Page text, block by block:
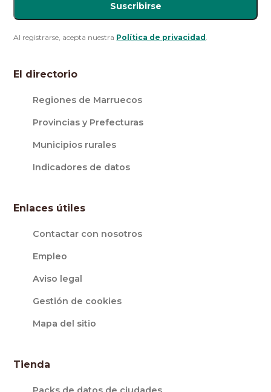
Suscribirse
Al registrarse, acepta nuestra Política de privacidad .
El directorio
Regiones de Marruecos
Provincias y Prefecturas
Municipios rurales
Indicadores de datos
Enlaces útiles
Contactar con nosotros
Empleo
Aviso legal
Gestión de cookies
Mapa del sitio
Tienda